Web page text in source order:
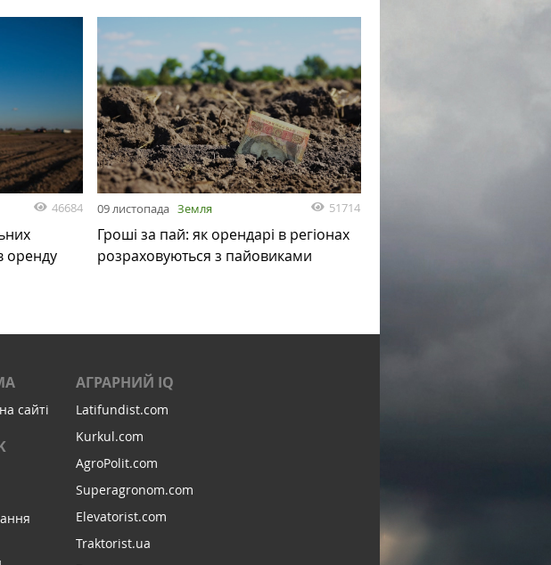
46684
оренду
09 листопада Земля 51714
Гроші за пай: як орендарі в регіонах
розраховуються з пайовиками
сайті
АГРАРНИЙ IQ
Latifundist.com
Kurkul.com
AgroPolit.com
Superagronom.com
Elevatorist.com
Traktorist.ua